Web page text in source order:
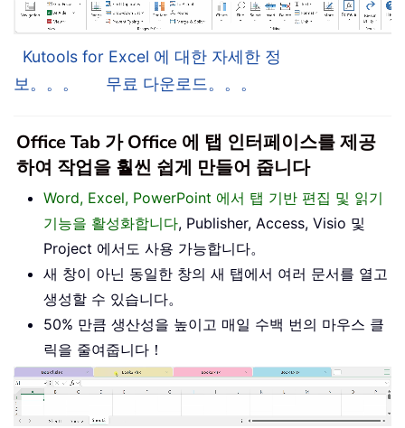
Kutools for Excel 에 대한 자세한 정
보。。。
무료 다운로드。。。
Office Tab 가 Office 에 탭 인터페이스를 제공
하여 작업을 훨씬 쉽게 만들어 줍니다
Word, Excel, PowerPoint 에서 탭 기반 편집 및 읽기
기능을 활성화합니다, Publisher, Access, Visio 및
Project 에서도 사용 가능합니다。
새 창이 아닌 동일한 창의 새 탭에서 여러 문서를 열고
생성할 수 있습니다。
50% 만큼 생산성을 높이고 매일 수백 번의 마우스 클
릭을 줄여줍니다！